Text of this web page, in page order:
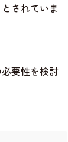
とされていま
要性を検討